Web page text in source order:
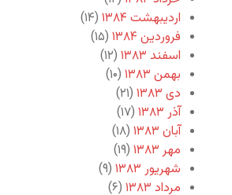
اردیبهشت ۱۳۸۴
(۱۴)
فروردین ۱۳۸۴
(۱۵)
اسفند ۱۳۸۳
(۱۲)
بهمن ۱۳۸۳
(۱۰)
دی ۱۳۸۳
(۲۱)
آذر ۱۳۸۳
(۱۷)
آبان ۱۳۸۳
(۱۸)
مهر ۱۳۸۳
(۱۹)
شهریور ۱۳۸۳
(۹)
مرداد ۱۳۸۳
(۶)